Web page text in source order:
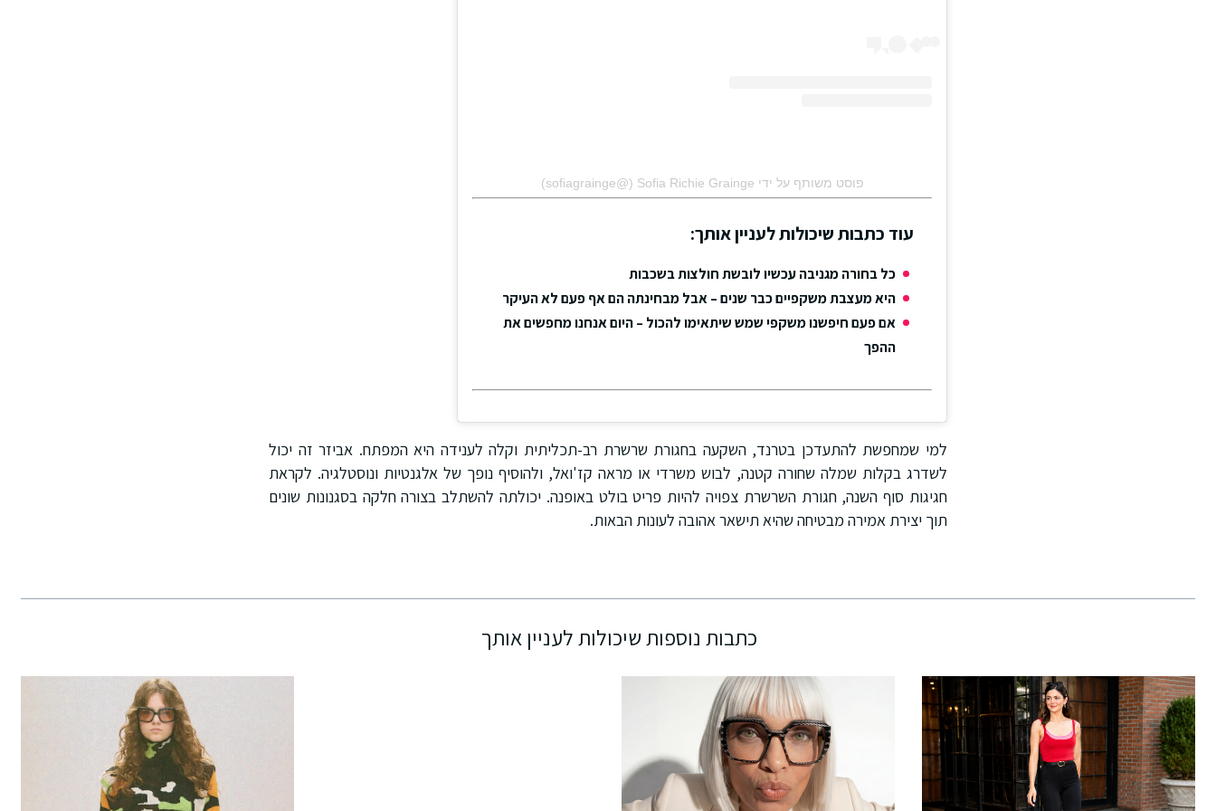
פוסט משותף על ידי ‏‎Sofia Richie Grainge‎‏ (@‏‎sofiagrainge‎‏)
עוד כתבות שיכולות לעניין אותך:
כל בחורה מגניבה עכשיו לובשת חולצות בשכבות
היא מעצבת משקפיים כבר שנים – אבל מבחינתה הם אף פעם לא העיקר
אם פעם חיפשנו משקפי שמש שיתאימו להכול – היום אנחנו מחפשים את
ההפך
למי שמחפשת להתעדכן בטרנד, השקעה בחגורת שרשרת רב-תכליתית וקלה לענידה היא המפתח. אביזר זה יכול
לשדרג בקלות שמלה שחורה קטנה, לבוש משרדי או מראה קז'ואל, ולהוסיף נופך של אלגנטיות ונוסטלגיה. לקראת
חגיגות סוף השנה, חגורת השרשרת צפויה להיות פריט בולט באופנה. יכולתה להשתלב בצורה חלקה בסגנונות שונים
תוך יצירת אמירה מבטיחה שהיא תישאר אהובה לעונות הבאות.
כתבות נוספות שיכולות לעניין אותך